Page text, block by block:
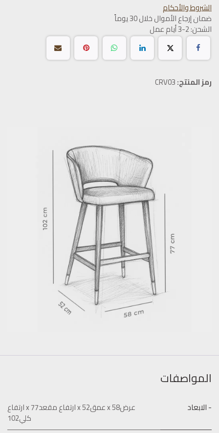
الشروط والأحكام
ضمان إرجاع الأموال خلال 30 يوماً
الشحن: 2-3 أيام عمل
رمز المنتج:CRV03
المواصفات
- الابعاد عرض58 x عمق52 x ارتفاع مقعد77 x ارتفاع
كلي102